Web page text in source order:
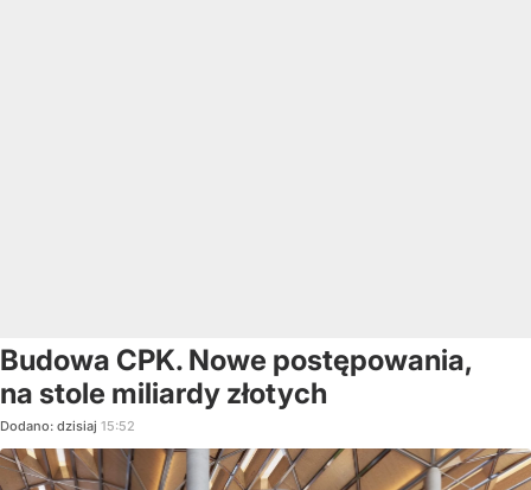
Budowa CPK. Nowe postępowania,
na stole miliardy złotych
Dodano: dzisiaj 15:52